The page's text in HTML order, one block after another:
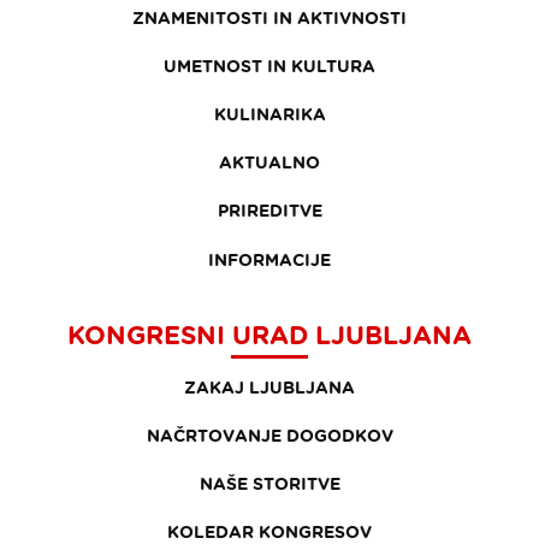
ZNAMENITOSTI IN AKTIVNOSTI
UMETNOST IN KULTURA
KULINARIKA
AKTUALNO
PRIREDITVE
INFORMACIJE
KONGRESNI URAD LJUBLJANA
ZAKAJ LJUBLJANA
NAČRTOVANJE DOGODKOV
NAŠE STORITVE
KOLEDAR KONGRESOV